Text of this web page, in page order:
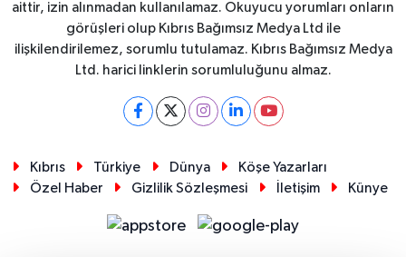
aittir, izin alınmadan kullanılamaz. Okuyucu yorumları onların
görüşleri olup Kıbrıs Bağımsız Medya Ltd ile
ilişkilendirilemez, sorumlu tutulamaz. Kıbrıs Bağımsız Medya
Ltd. harici linklerin sorumluluğunu almaz.
Kıbrıs Türkiye Dünya
Köşe Yazarları
Özel Haber
Gizlilik Sözleşmesi İletişim Künye